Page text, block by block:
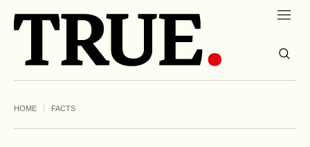
HOME FACTS